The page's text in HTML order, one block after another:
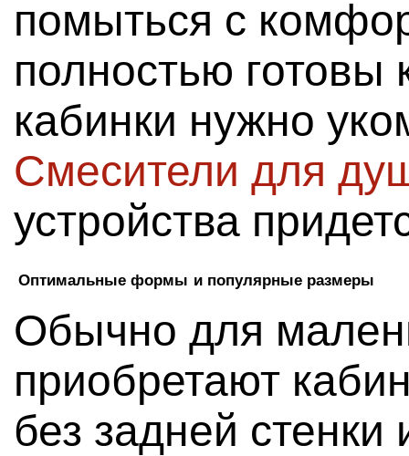
помыться с
полностью готовы
кабинки нужно
Смесители для
устройства
Оптимальные формы и популярные размеры
Обычно для
приобретают
без задней